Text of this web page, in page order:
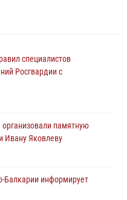
специалистов
Росгвардии с
памятную
Ивану Яковлеву
Балкарии информирует